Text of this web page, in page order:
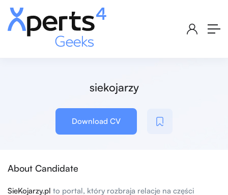
siekojarzy
Download CV
About Candidate
SieKojarzy.pl to portal, który rozbraja relacje na części